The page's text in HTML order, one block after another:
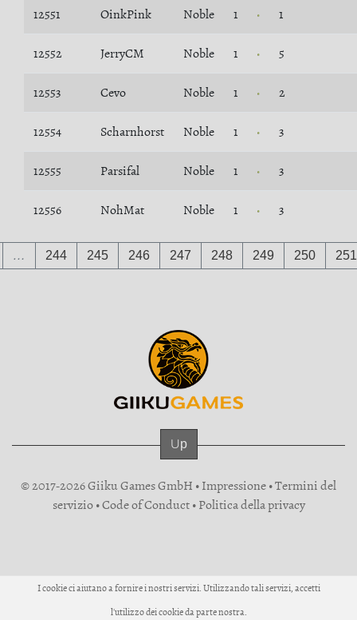
12551 OinkPink Noble 1 1
12552 JerryCM Noble 1 5
12553 Cevo Noble 1 2
12554 Scharnhorst Noble 1 3
12555 Parsifal Noble 1 3
12556 NohMat Noble 1 3
… 244 245 246 247 248 249 250 251
Up
© 2017-2026 Giiku Games GmbH •Impressione•Termini del
servizio•Code of Conduct•Politica della privacy
I cookie ci aiutano a fornire i nostri servizi. Utilizzando tali servizi, accetti
l'utilizzo dei cookie da parte nostra.